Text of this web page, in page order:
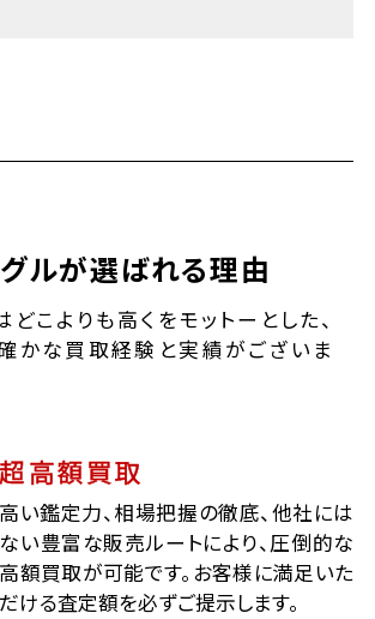
ルが選ばれる理由
どこよりも高くをモットーとした、
かな買取経験と実績がございま
超高額買取
高い鑑定力、相場把握の徹底、他社には
ない豊富な販売ルートにより、圧倒的な
高額買取が可能です。お客様に満足いた
だける査定額を必ずご提示します。